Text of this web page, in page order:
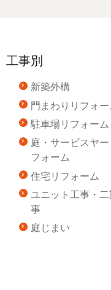
工事別
新築外構
門まわりリフォー
駐車場リフォーム
庭・サービスヤー
フォーム
住宅リフォーム
ユニット工事・二
事
庭じまい